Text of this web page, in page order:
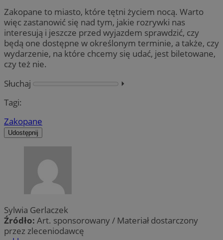
Zakopane to miasto, które tętni życiem nocą. Warto
więc zastanowić się nad tym, jakie rozrywki nas
interesują i jeszcze przed wyjazdem sprawdzić, czy
będą one dostępne w określonym terminie, a także, czy
wydarzenie, na które chcemy się udać, jest biletowane,
czy też nie.
Słuchaj
⏵︎
Tagi:
Zakopane
Udostępnij
Sylwia Gerlaczek
Źródło: Art. sponsorowany / Materiał dostarczony
przez zleceniodawcę